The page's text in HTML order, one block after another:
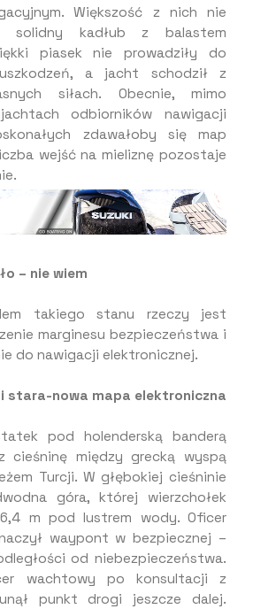
Większość z nich nie
solidny kadłub z balastem
piasek nie prowadziły do
a jacht schodził z
siłach. Obecnie, mimo
odbiorników nawigacji
zdawałoby się map
wejść na mieliznę pozostaje
– nie wiem
takiego stanu rzeczy jest
marginesu bezpieczeństwa i
do nawigacji elektronicznej.
stara-nowa mapa elektroniczna
pod holenderską banderą
cieśninę między grecką wyspą
Turcji. W głębokiej cieśninie
góra, której wierzchołek
m pod lustrem wody. Oficer
waypont w bezpiecznej –
od niebezpieczeństwa.
wachtowy po konsultacji z
punkt drogi jeszcze dalej.